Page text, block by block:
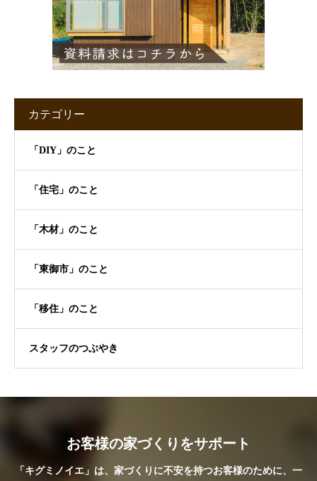
カテゴリー
「DIY」のこと
「住宅」のこと
「木材」のこと
「東御市」のこと
「移住」のこと
スタッフのつぶやき
お客様の家づくりをサポート
「キグミノイエ」は、家づくりに不安を持つお客様のために、一